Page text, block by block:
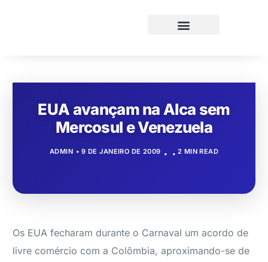
EUA avançam na Alca sem
Mercosul e Venezuela
ADMIN 9 DE JANEIRO DE 2009 2 MIN READ
Os EUA fecharam durante o Carnaval um acordo de
livre comércio com a Colômbia, aproximando-se de